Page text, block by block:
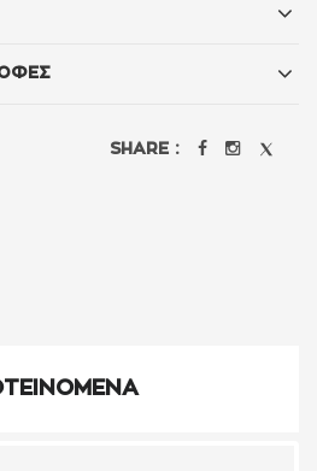
SHARE :